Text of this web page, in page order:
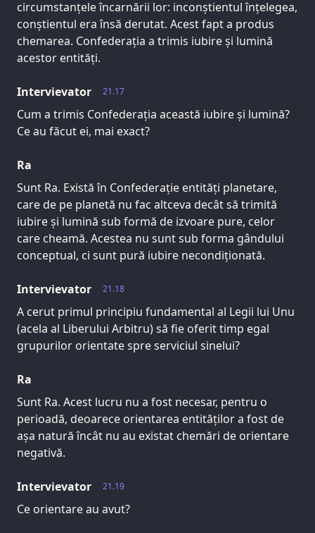
circumstanțele încarnării lor: inconștientul înțelegea,
conștientul era însă derutat. Acest fapt a produs
chemarea. Confederația a trimis iubire și lumină
acestor entități.
21.17
Intervievator
Cum a trimis Confederația această iubire și lumină?
Ce au făcut ei, mai exact?
Ra
Sunt Ra. Există în Confederație entități planetare,
care de pe planetă nu fac altceva decât să trimită
iubire și lumină sub formă de izvoare pure, celor
care cheamă. Acestea nu sunt sub forma gândului
conceptual, ci sunt pură iubire necondiționată.
21.18
Intervievator
A cerut primul principiu fundamental al Legii lui Unu
(acela al Liberului Arbitru) să fie oferit timp egal
grupurilor orientate spre serviciul sinelui?
Ra
Sunt Ra. Acest lucru nu a fost necesar, pentru o
perioadă, deoarece orientarea entităților a fost de
așa natură încât nu au existat chemări de orientare
negativă.
21.19
Intervievator
Ce orientare au avut?